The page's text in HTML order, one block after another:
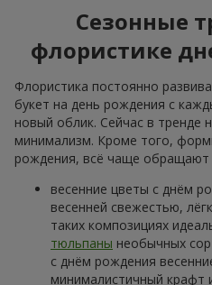
101 красная и белая роза
6 554 грн